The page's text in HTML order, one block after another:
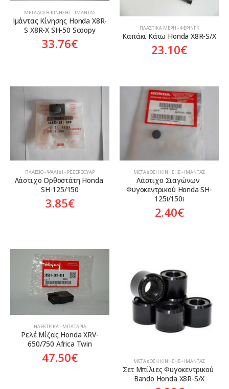
ΜΕΤΆΔΟΣΗ ΚΊΝΗΣΗΣ - ΙΜΆΝΤΑΣ
Ιμάντας Κίνησης Honda X8R-
S X8R-X SH-50 Scoopy
33.76€
ΠΛΑΣΤΙΚΆ ΜΈΡΗ - ΦΈΡΙΝΓΚ
Καπάκι Κάτω Honda X8R-S/X
23.10€
ΠΛΑΊΣΙΟ - ΨΑΛΊΔΙ - ΡΕΖΕΡΒΟΥΆΡ
Λάστιχο Ορθοστάτη Honda
SH-125/150
3.85€
ΜΕΤΆΔΟΣΗ ΚΊΝΗΣΗΣ - ΙΜΆΝΤΑΣ
Λάστιχο Σιαγώνων
Φυγοκεντρικού Honda SH-
125i/150i
2.40€
ΗΛΕΚΤΡΙΚΆ - ΜΠΑΤΑΡΊΑ
Ρελέ Μίζας Honda XRV-
650/750 Africa Twin
47.50€ ΜΕΤΆΔΟΣΗ ΚΊΝΗΣΗΣ - ΙΜΆΝΤΑΣ
Σετ Μπίλιες Φυγοκεντρικού
Bando Honda X8R-S/X